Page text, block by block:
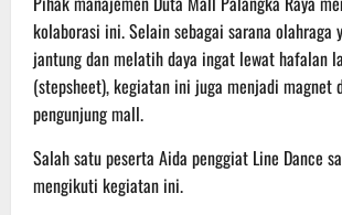
kolaborasi ini. Selain sebagai sarana olahraga
jantung dan melatih daya ingat lewat hafalan
(stepsheet), kegiatan ini juga menjadi magnet
pengunjung mall.
Salah satu peserta Aida penggiat Line Dance
mengikuti kegiatan ini.